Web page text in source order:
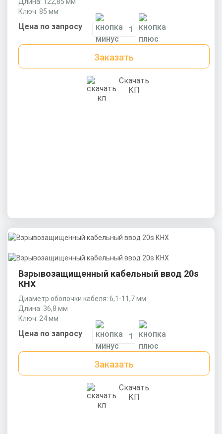
Ключ: 85 мм
Цена по запросу
Заказать
Скачать
КП
Взрывозащищенный кабельный ввод 20s
КНХ
Диаметр оболочки кабеля: 6,1-11,7 мм
Длина: 36,8 мм
Ключ: 24 мм
Цена по запросу
Заказать
Скачать
КП